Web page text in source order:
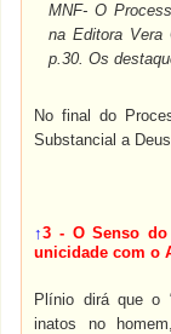
MNF- O
na Editora Vera
p.30. Os
No final do
Substancial a
↑3 - O Senso
unicidade com o
Plínio dirá que o
inatos no